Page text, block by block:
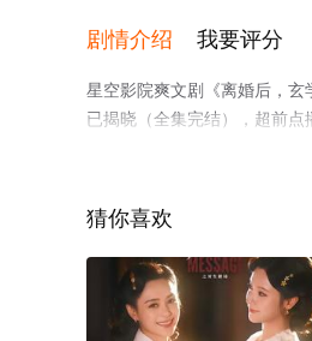
剧情介绍 我要评分
星空影院爽文剧《离婚后，
已揭晓（全集完结），超前
猜你喜欢